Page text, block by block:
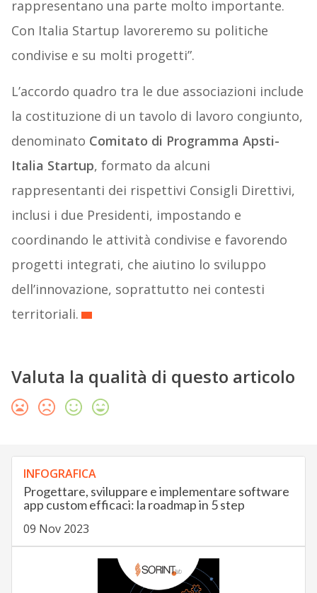
rappresentano una parte molto importante.
Con Italia Startup lavoreremo su politiche
condivise e su molti progetti”.
L’accordo quadro tra le due associazioni include
la costituzione di un tavolo di lavoro congiunto,
denominato Comitato di Programma Apsti-
Italia Startup, formato da alcuni
rappresentanti dei rispettivi Consigli Direttivi,
inclusi i due Presidenti, impostando e
coordinando le attività condivise e favorendo
progetti integrati, che aiutino lo sviluppo
dell’innovazione, soprattutto nei contesti
territoriali.
Valuta la qualità di questo articolo
INFOGRAFICA
Progettare, sviluppare e implementare software
app custom efficaci: la roadmap in 5 step
09 Nov 2023